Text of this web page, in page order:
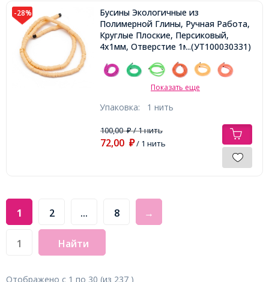
-28%
Бусины Экологичные из
Полимерной Глины, Ручная Работа,
Круглые Плоские, Персиковый,
4х1мм, Отверстие 1мм, Около
...(УТ100030331)
Показать еще
Упаковка: 1 нить
100,00₽/ 1 нить
72,00 ₽/ 1 нить
1 2 ... 8 →
Найти
Отображено с 1 по 30 (из 237 )